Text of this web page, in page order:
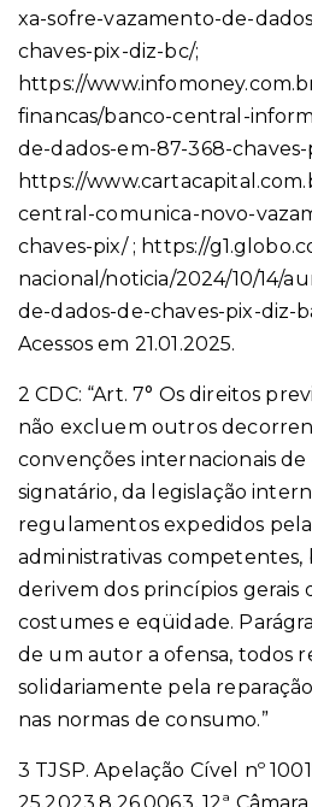
xa-sofre-vazamento-de-
chaves-pix-diz-bc/;
https://
financas/banco-central-
de-dados-em-87-368-chaves-
https://
central-comunica-novo-
chaves-pix/ ; https://
nacional/noticia/2024/10/14/
de-dados-de-chaves-pix-diz-
Acessos em 21.01.2025.
2 CDC: “Art. 7° Os direitos
não excluem outros
convenções internacionais de
signatário, da legislação
regulamentos expedidos
administrativas competentes,
derivem dos princípios gerais
costumes e eqüidade.
de um autor a ofensa, todos
solidariamente pela
nas normas de consumo.”
3 TJSP. Apelação Cível nº